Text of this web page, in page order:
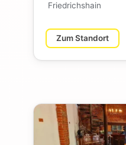
Friedrichshain
Zum Standort